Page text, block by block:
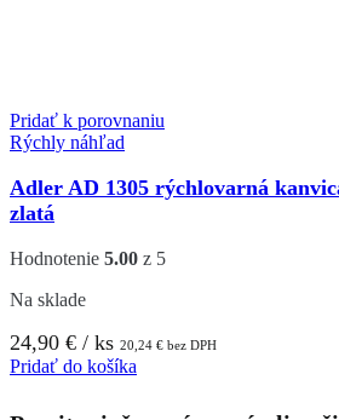
Pridať k porovnaniu
Rýchly náhľad
Adler AD 1305 rýchlovarná
zlatá
Hodnotenie 5.00 z 5
Na sklade
24,90 € / ks 20,24 € bez DPH
Pridať do košíka